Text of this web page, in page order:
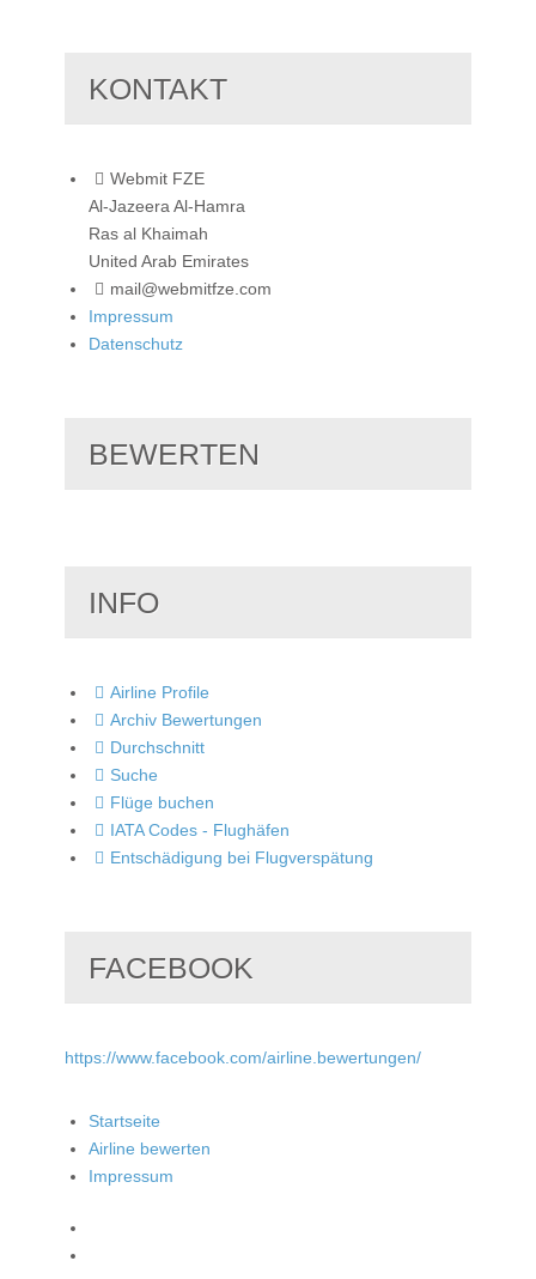
KONTAKT
Webmit FZE
Al-Jazeera Al-Hamra
Ras al Khaimah
United Arab Emirates
mail@webmitfze.com
Impressum
Datenschutz
BEWERTEN
INFO
Airline Profile
Archiv Bewertungen
Durchschnitt
Suche
Flüge buchen
IATA Codes - Flughäfen
Entschädigung bei Flugverspätung
FACEBOOK
https://www.facebook.com/airline.bewertungen/
Startseite
Airline bewerten
Impressum